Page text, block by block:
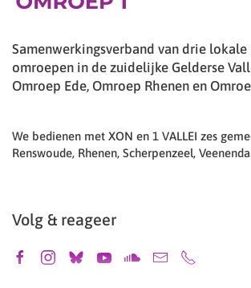
Samenwerkingsverband van drie
omroepen in de zuidelijke Gelderse
Omroep Ede, Omroep Rhenen en
We bedienen met XON en 1 VALLEI zes
Renswoude, Rhenen, Scherpenzeel,
Volg & reageer